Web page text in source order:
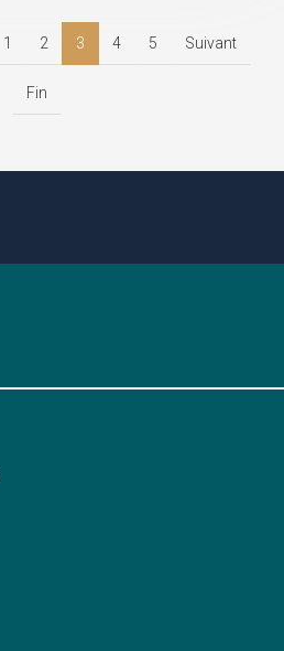
1 2 3 4 5 Suivant
Fin